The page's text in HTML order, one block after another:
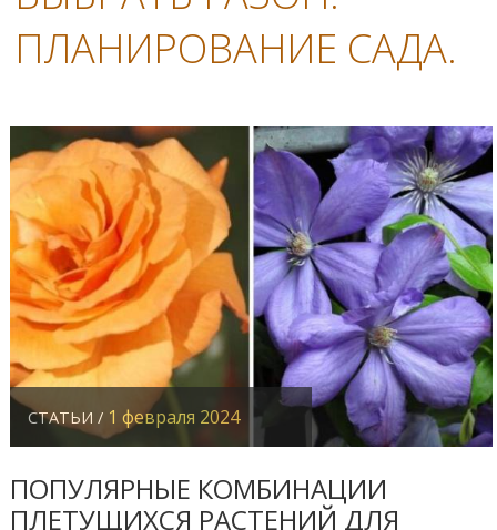
ПЛАНИРОВАНИЕ САДА.
СТАТЬИ / 1 февраля 2024
ПОПУЛЯРНЫЕ КОМБИНАЦИИ
ПЛЕТУЩИХСЯ РАСТЕНИЙ ДЛЯ